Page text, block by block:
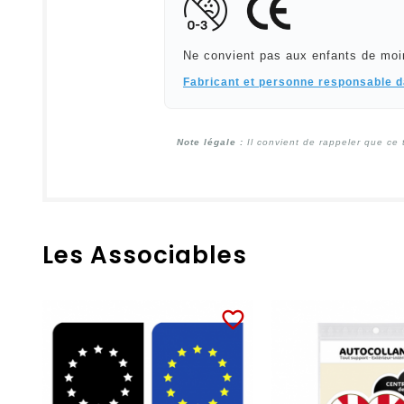
Ne convient pas aux enfants de
Fabricant et personne responsable
Note légale : Il convient de rappeler que ce
Les Associables
favorite_border